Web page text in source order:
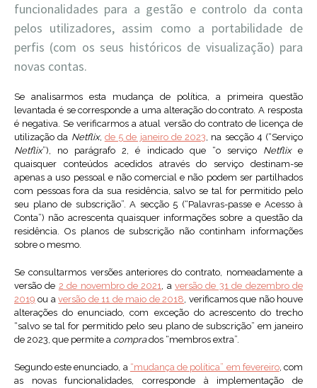
funcionalidades para a gestão e controlo da conta
pelos utilizadores, assim como a portabilidade de
perfis (com os seus históricos de visualização) para
novas contas.
Se analisarmos esta mudança de política, a primeira questão
levantada é se corresponde a uma alteração do contrato. A resposta
é negativa. Se verificarmos a atual versão do contrato de licença de
utilização da Netflix, de 5 de janeiro de 2023, na secção 4 (“Serviço
Netflix”), no parágrafo 2, é indicado que “o serviço Netflixe
quaisquer conteúdos acedidos através do serviço destinam-se
apenas a uso pessoal e não comercial e não podem ser partilhados
com pessoas fora da sua residência, salvo se tal for permitido pelo
seu plano de subscrição”. A secção 5 (“Palavras-passe e Acesso à
Conta”) não acrescenta quaisquer informações sobre a questão da
residência. Os planos de subscrição não continham informações
sobre o mesmo.
Se consultarmos versões anteriores do contrato, nomeadamente a
versão de 2 de novembro de 2021, aversão de 31 de dezembro de
2019 ou aversão de 11 de maio de 2018, verificamos que não houve
alterações do enunciado, com exceção do acrescento do trecho
“salvo se tal for permitido pelo seu plano de subscrição” em janeiro
de 2023, que permite a comprados “membros extra”.
Segundo este enunciado, a “mudança de política” em fevereiro, com
as novas funcionalidades, corresponde à implementação de